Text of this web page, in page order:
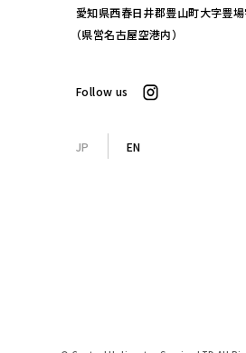
愛知県西春日井郡豊山町大字豊
（県営名古屋空港内）
Follow us
JP EN